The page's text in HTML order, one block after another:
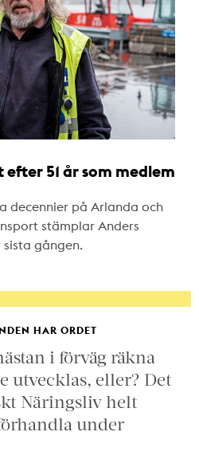
51 år som medlem
decennier på Arlanda och
stämplar Anders
sista gången.
HAR ORDET
i förväg räkna
utvecklas, eller? Det
Näringsliv helt
under